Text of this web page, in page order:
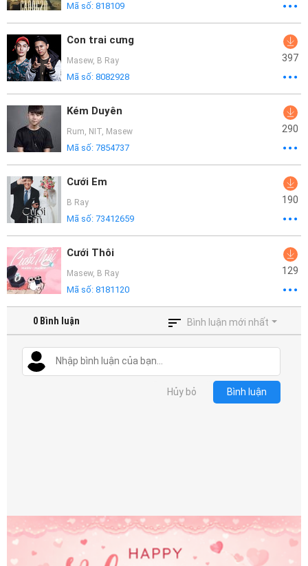
Mã số: 818109
Con trai cưng
Masew, B Ray
Mã số: 8082928
397
Kém Duyên
Rum, NIT, Masew
Mã số: 7854737
290
Cưới Em
B Ray
Mã số: 73412659
190
Cưới Thôi
Masew, B Ray
Mã số: 8181120
129
0 Bình luận Bình luận mới nhất
Hủy bỏ Bình luận